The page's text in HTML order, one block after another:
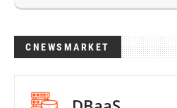
CNEWSMARKET